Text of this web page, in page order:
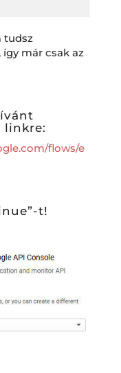
tudsz
már csak az
linkre:
flows/e
t!